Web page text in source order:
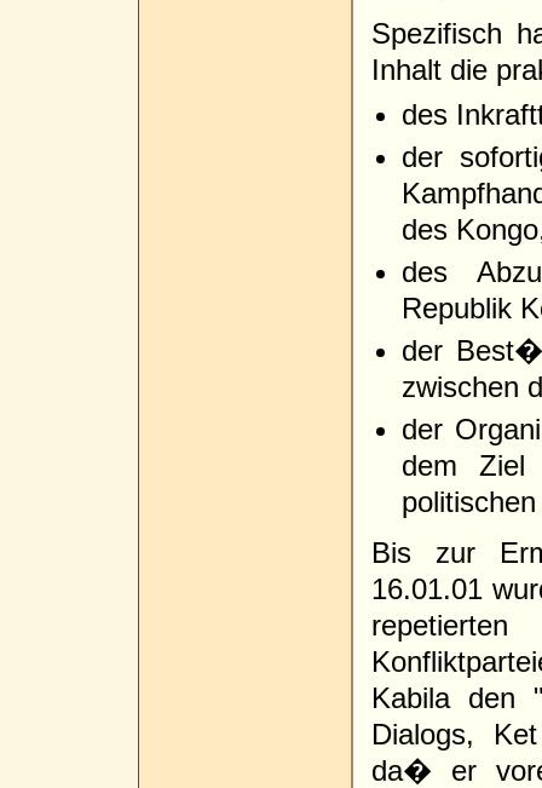
Spezifisch
Inhalt die
des
der
des
des
Republik
der
zwischen
der
dem Ziel
Bis zur
16.01.01
Kabila den
Dialogs,
da� er